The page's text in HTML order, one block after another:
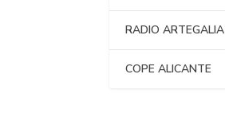
RADIO ARTEGALIA
COPE ALICANTE